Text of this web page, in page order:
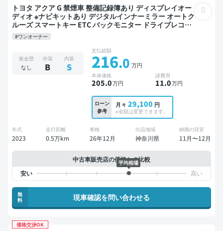
トヨタ アクア G 禁煙車 整備記録簿あり ディスプレイオー
ディオ ※ナビキットあり デジタルインナーミラー オートク
ルーズ スマートキー ETC バックモニター ドライブレコー
ダー 衝突軽減
#ワンオーナー
板金歴
なし
外装
B
内装
S
支払総額
216.0 万円
本体価格
205.0万円
諸費用
11.0万円
ローン
参考
月々 29,100 円
※金額は変更できます。
年式
2023
走行距離
0.5万km
車検
26年12月
出品地域
神奈川県
納期の目安
11月〜12月
中古車販売店の価格との比較
平均相場
無
料
現車確認を問い合わせる
価格交渉OK